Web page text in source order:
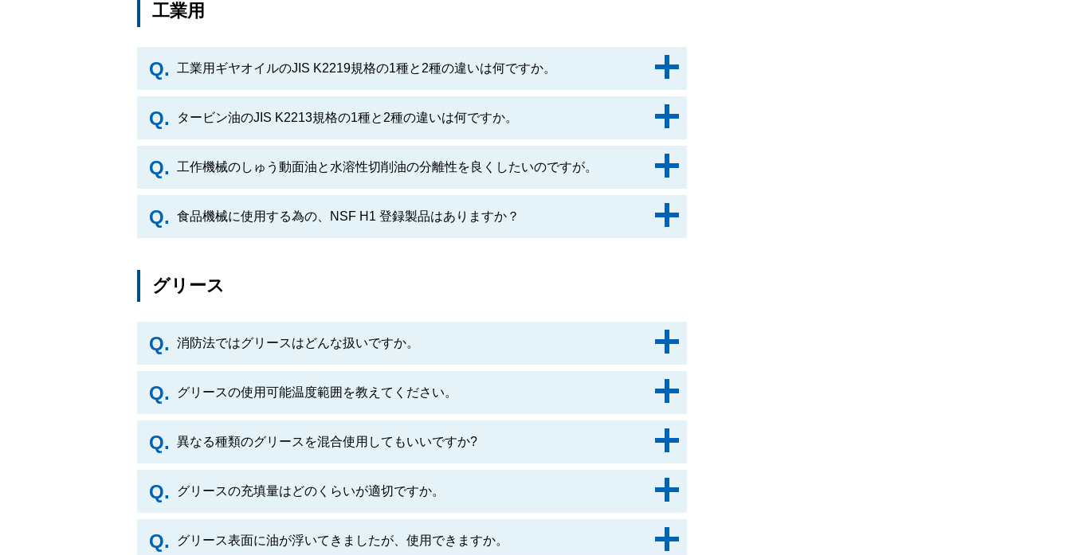
工業用
工業用ギヤオイルのJIS K2219規格の1種と2種の違いは何ですか。
タービン油のJIS K2213規格の1種と2種の違いは何ですか。
工作機械のしゅう動面油と水溶性切削油の分離性を良くしたいのですが。
食品機械に使用する為の、NSF H1 登録製品はありますか？
グリース
消防法ではグリースはどんな扱いですか。
グリースの使用可能温度範囲を教えてください。
異なる種類のグリースを混合使用してもいいですか?
グリースの充填量はどのくらいが適切ですか。
グリース表面に油が浮いてきましたが、使用できますか。